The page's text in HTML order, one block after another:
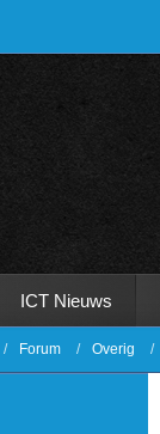
ICT Nieuws
Forum Overig